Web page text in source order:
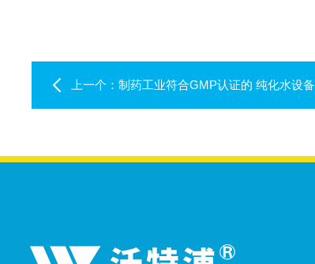
上一个：制药工业符合GMP认证的 纯化水设备